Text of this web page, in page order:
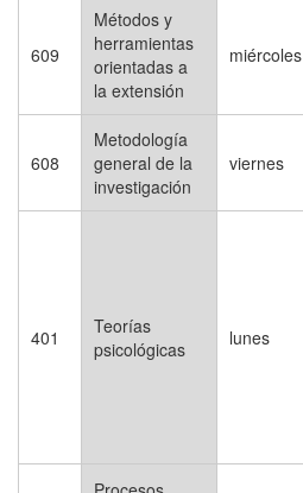
609
Métodos y
herramientas
orientadas a
la extensión
miércoles
608
Metodología
general de la
investigación
viernes
401
Teorías
psicológicas
lunes